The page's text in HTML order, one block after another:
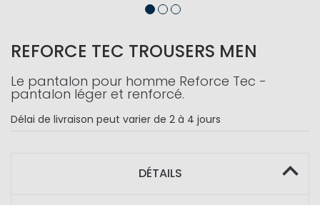
REFORCE TEC TROUSERS MEN
Le pantalon pour homme Reforce Tec -
pantalon léger et renforcé.
Délai de livraison peut varier de 2 à 4 jours
DÉTAILS